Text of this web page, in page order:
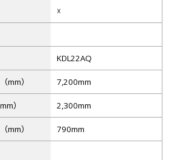
☓
KDL22AQ
mm） 7,200mm
） 2,300mm
mm） 790mm